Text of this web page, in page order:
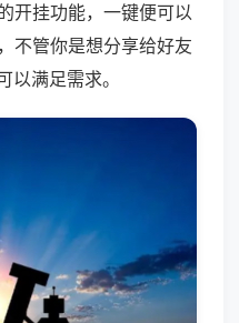
开挂功能，一键便可以
不管你是想分享给好友
以满足需求。